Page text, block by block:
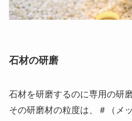
石材の研磨
石材を研磨するのに専用の研
その研磨材の粒度は、＃（メ